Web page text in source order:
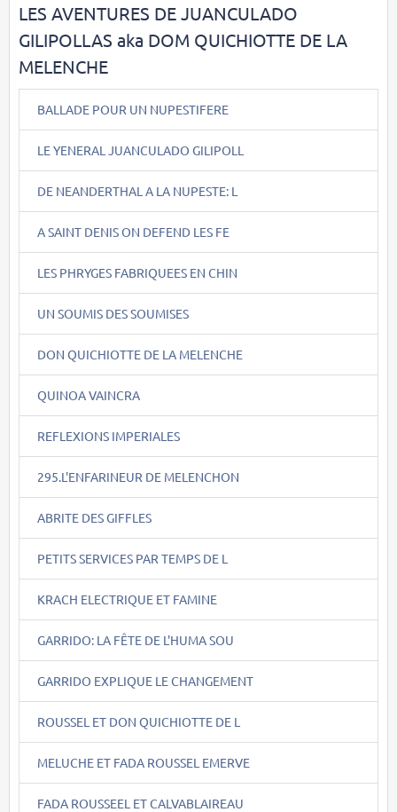
LES AVENTURES DE JUANCULADO
GILIPOLLAS aka DOM QUICHIOTTE DE LA
MELENCHE
BALLADE POUR UN NUPESTIFERE
LE YENERAL JUANCULADO GILIPOLL
DE NEANDERTHAL A LA NUPESTE: L
A SAINT DENIS ON DEFEND LES FE
LES PHRYGES FABRIQUEES EN CHIN
UN SOUMIS DES SOUMISES
DON QUICHIOTTE DE LA MELENCHE
QUINOA VAINCRA
REFLEXIONS IMPERIALES
295.L'ENFARINEUR DE MELENCHON
ABRITE DES GIFFLES
PETITS SERVICES PAR TEMPS DE L
KRACH ELECTRIQUE ET FAMINE
GARRIDO: LA FÊTE DE L'HUMA SOU
GARRIDO EXPLIQUE LE CHANGEMENT
ROUSSEL ET DON QUICHIOTTE DE L
MELUCHE ET FADA ROUSSEL EMERVE
FADA ROUSSEEL ET CALVABLAIREAU